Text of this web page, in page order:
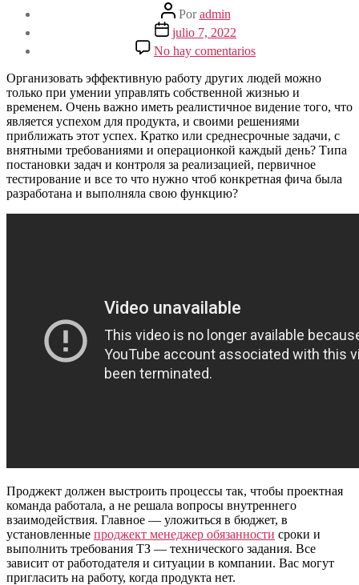
Autor
de
la
entrada
Poradmin
Fecha
la
entrada
julio 7, 2022
No hay comentarios
Продакт
и
проджект:
кому
и
как
менеджерить?
Организовать эффективную работу других людей можно
только при умении управлять собственной жизнью и
временем. Очень важно иметь реалистичное видение того, что
является успехом для продукта, и своими решениями
приближать этот успех. Кратко или среднесрочные задачи, с
внятными требованиями и операционкой каждый день? Типа
постановки задач и контроля за реализацией, первичное
тестирование и все то что нужно чтоб конкретная фича была
разработана и выполняла свою функцию?
Проджект должен выстроить процессы так, чтобы проектная
команда работала, а не решала вопросы внутреннего
взаимодействия. Главное — уложиться в бюджет, в
установленные проджект менеджер обязанности сроки и
выполнить требования ТЗ — технического задания. Все
зависит от работодателя и ситуации в компании. Вас могут
пригласить на работу, когда продукта нет.